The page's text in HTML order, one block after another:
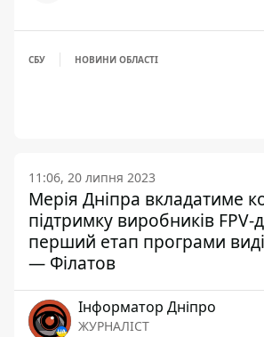
СБУ НОВИНИ ОБЛАСТІ
11:06, 20 липня 2023
Мерія Дніпра вкладатиме
підтримку виробників FPV-
перший етап програми
— Філатов
Інформатор Дніпро
ЖУРНАЛІСТ